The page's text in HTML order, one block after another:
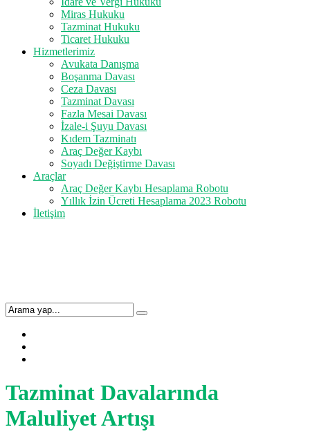
Miras Hukuku
Tazminat Hukuku
Ticaret Hukuku
Hizmetlerimiz
Avukata Danışma
Boşanma Davası
Ceza Davası
Tazminat Davası
Fazla Mesai Davası
İzale-i Şuyu Davası
Kıdem Tazminatı
Araç Değer Kaybı
Soyadı Değiştirme Davası
Araçlar
Araç Değer Kaybı Hesaplama Robotu
Yıllık İzin Ücreti Hesaplama 2023 Robotu
İletişim
Tazminat Davalarında
Maluliyet Artışı